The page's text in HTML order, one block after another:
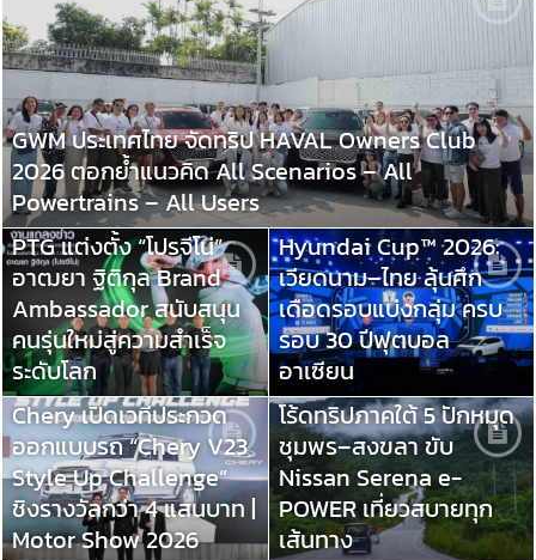
GWM ประเทศไทย จัดทริป HAVAL Owners Club
2026 ตอกย้ำแนวคิด All Scenarios – All
Powertrains – All Users
PTG แต่งตั้ง “โปรจีโน่”
อาฒยา ฐิติกุล Brand
Ambassador สนับสนุน
คนรุ่นใหม่สู่ความสำเร็จ
ระดับโลก
จับสลาก ASEAN
Hyundai Cup™ 2026:
เวียดนาม–ไทย ลุ้นศึก
เดือดรอบแบ่งกลุ่ม ครบ
รอบ 30 ปีฟุตบอล
อาเซียน
Chery เปิดเวทีประกวด
ออกแบบรถ “Chery V23
Style Up Challenge”
ชิงรางวัลกว่า 4 แสนบาท |
Motor Show 2026
โร้ดทริปภาคใต้ 5 ปักหมุด
ชุมพร–สงขลา ขับ
Nissan Serena e-
POWER เที่ยวสบายทุก
เส้นทาง